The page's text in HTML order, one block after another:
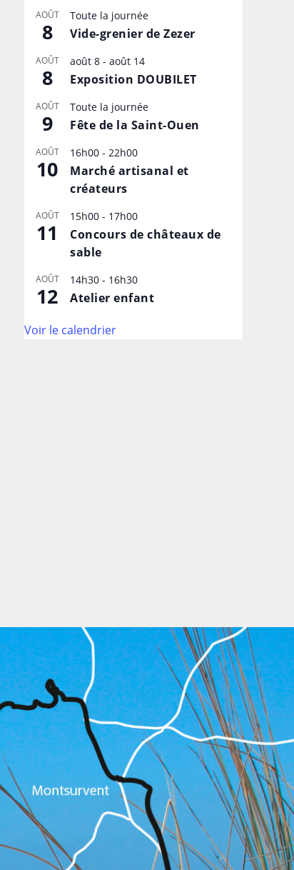
AOÛT
8
Toute la journée
Vide-grenier de Zezer
AOÛT
8
août 8 - août 14
Exposition DOUBILET
AOÛT
9
Toute la journée
Fête de la Saint-Ouen
AOÛT
10
16h00 - 22h00
Marché artisanal et
créateurs
AOÛT
11
15h00 - 17h00
Concours de châteaux de
sable
AOÛT
12
14h30 - 16h30
Atelier enfant
Voir le calendrier